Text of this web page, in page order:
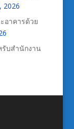
2026
อาคารด้วย
บสำนักงาน